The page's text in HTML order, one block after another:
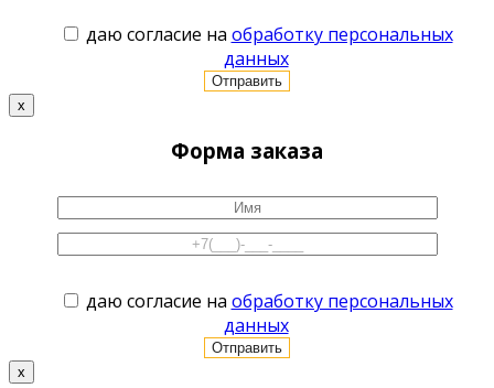
даю согласие на обработку персональных
данных
x
Форма заказа
даю согласие на обработку персональных
данных
x